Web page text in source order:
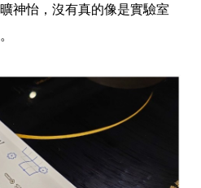
神怡，沒有真的像是實驗室